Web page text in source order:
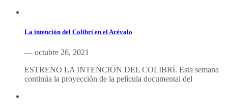
La intención del Colibrí en el Arévalo
— octubre 26, 2021
ESTRENO LA INTENCIÓN DEL COLIBRÍ. Esta semana
continúa la proyección de la película documental del